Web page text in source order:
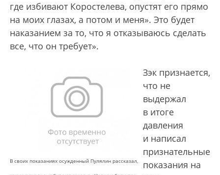
где избивают Коростелева, опустят его прямо
на моих глазах, а потом и меня». Это будет
наказанием за то, что я отказываюсь сделать
все, что он требует».
В своих показаниях осужденный Пулялин рассказал,
Зэк признается,
что не
выдержал
в итоге
давления
и написал
признательные
показания на